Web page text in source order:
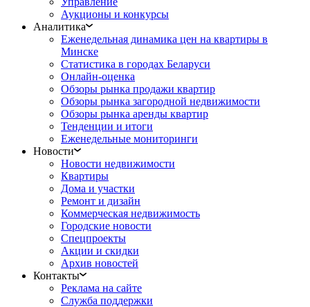
Аукционы и конкурсы
Аналитика
Еженедельная динамика цен на квартиры в
Минске
Статистика в городах Беларуси
Онлайн-оценка
Обзоры рынка продажи квартир
Обзоры рынка загородной недвижимости
Обзоры рынка аренды квартир
Тенденции и итоги
Еженедельные мониторинги
Новости
Новости недвижимости
Квартиры
Дома и участки
Ремонт и дизайн
Коммерческая недвижимость
Городские новости
Спецпроекты
Акции и скидки
Архив новостей
Контакты
Реклама на сайте
Служба поддержки